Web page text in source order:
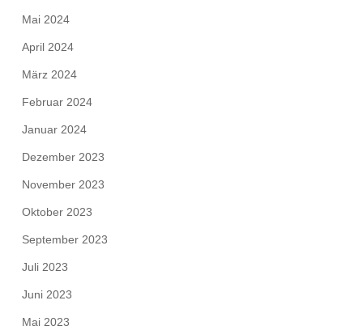
Mai 2024
April 2024
März 2024
Februar 2024
Januar 2024
Dezember 2023
November 2023
Oktober 2023
September 2023
Juli 2023
Juni 2023
Mai 2023